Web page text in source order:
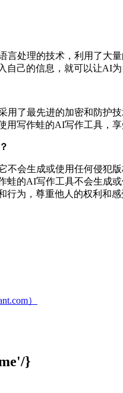
言处理的技术，利用了大
自己的信息，就可以让AI
用了最先进的加密和防护
写作蛙的AI写作工具，享
不会生成或使用任何侵犯
蛙的AI写作工具不会生成
为，尊重他人的权利和感
）